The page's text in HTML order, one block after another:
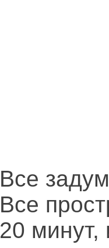
Все
Все
20